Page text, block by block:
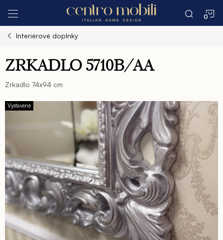
Interiérové doplnky
ZRKADLO 5710B/AA
Zrkadlo 74x94 cm
Vystavené